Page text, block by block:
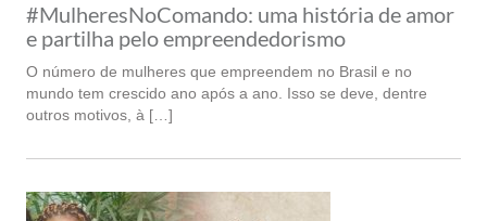
#MulheresNoComando: uma história de amor
e partilha pelo empreendedorismo
O número de mulheres que empreendem no Brasil e no
mundo tem crescido ano após a ano. Isso se deve, dentre
outros motivos, à […]